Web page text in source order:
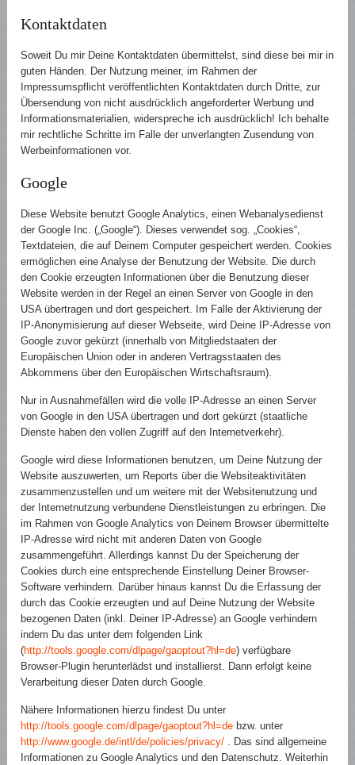
Kontaktdaten
Soweit Du mir Deine Kontaktdaten übermittelst, sind diese bei mir in
guten Händen. Der Nutzung meiner, im Rahmen der
Impressumspflicht veröffentlichten Kontaktdaten durch Dritte, zur
Übersendung von nicht ausdrücklich angeforderter Werbung und
Informationsmaterialien, widerspreche ich ausdrücklich! Ich behalte
mir rechtliche Schritte im Falle der unverlangten Zusendung von
Werbeinformationen vor.
Google
Diese Website benutzt Google Analytics, einen Webanalysedienst
der Google Inc. („Google“). Dieses verwendet sog. „Cookies“,
Textdateien, die auf Deinem Computer gespeichert werden. Cookies
ermöglichen eine Analyse der Benutzung der Website. Die durch
den Cookie erzeugten Informationen über die Benutzung dieser
Website werden in der Regel an einen Server von Google in den
USA übertragen und dort gespeichert. Im Falle der Aktivierung der
IP-Anonymisierung auf dieser Webseite, wird Deine IP-Adresse von
Google zuvor gekürzt (innerhalb von Mitgliedstaaten der
Europäischen Union oder in anderen Vertragsstaaten des
Abkommens über den Europäischen Wirtschaftsraum).
Nur in Ausnahmefällen wird die volle IP-Adresse an einen Server
von Google in den USA übertragen und dort gekürzt (staatliche
Dienste haben den vollen Zugriff auf den Internetverkehr).
Google wird diese Informationen benutzen, um Deine Nutzung der
Website auszuwerten, um Reports über die Websiteaktivitäten
zusammenzustellen und um weitere mit der Websitenutzung und
der Internetnutzung verbundene Dienstleistungen zu erbringen. Die
im Rahmen von Google Analytics von Deinem Browser übermittelte
IP-Adresse wird nicht mit anderen Daten von Google
zusammengeführt. Allerdings kannst Du der Speicherung der
Cookies durch eine entsprechende Einstellung Deiner Browser-
Software verhindern. Darüber hinaus kannst Du die Erfassung der
durch das Cookie erzeugten und auf Deine Nutzung der Website
bezogenen Daten (inkl. Deiner IP-Adresse) an Google verhindern
indem Du das unter dem folgenden Link
(http://tools.google.com/dlpage/gaoptout?hl=de) verfügbare
Browser-Plugin herunterlädst und installierst. Dann erfolgt keine
Verarbeitung dieser Daten durch Google.
Nähere Informationen hierzu findest Du unter
http://tools.google.com/dlpage/gaoptout?hl=de bzw. unter
http://www.google.de/intl/de/policies/privacy/ . Das sind allgemeine
Informationen zu Google Analytics und den Datenschutz. Weiterhin